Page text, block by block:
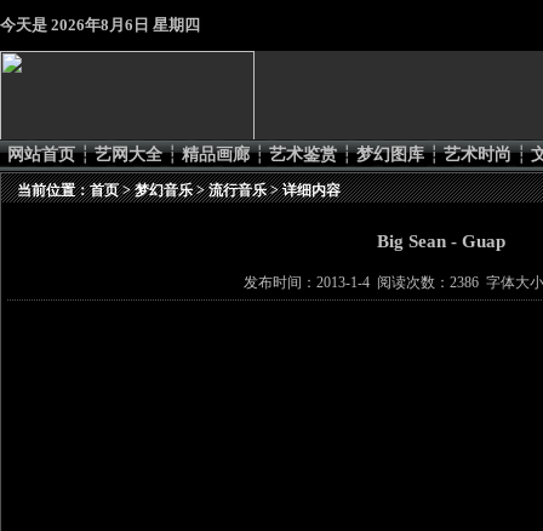
今天是 2026年8月6日 星期四
网站首页 ┆ 艺网大全 ┆ 精品画廊 ┆ 艺术鉴赏 ┆ 梦幻图库 ┆ 艺术时尚 ┆
当前位置：首页>梦幻音乐>流行音乐> 详细内容
Big Sean - Guap
发布时间：2013-1-4 阅读次数：2386 字体大